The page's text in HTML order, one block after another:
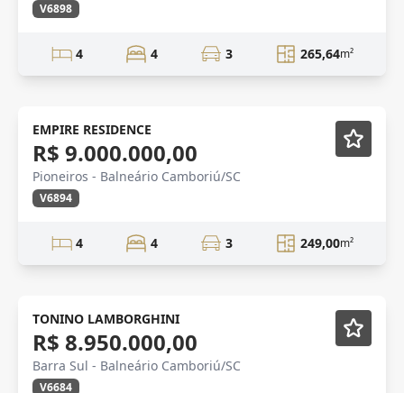
V6898
4 4 3 265,64m²
Novidade
EMPIRE RESIDENCE
R$ 9.000.000,00
Pioneiros - Balneário Camboriú/SC
V6894
4 4 3 249,00m²
TONINO LAMBORGHINI
R$ 8.950.000,00
Barra Sul - Balneário Camboriú/SC
V6684